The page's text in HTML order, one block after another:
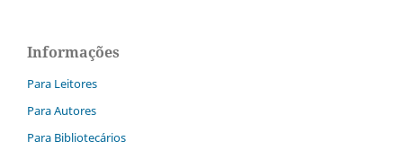
Informações
Para Leitores
Para Autores
Para Bibliotecários